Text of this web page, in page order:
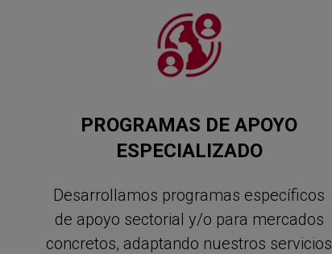
PROGRAMAS DE APOYO
ESPECIALIZADO
Desarrollamos programas específicos
de apoyo sectorial y/o para mercados
concretos, adaptando nuestros servicios